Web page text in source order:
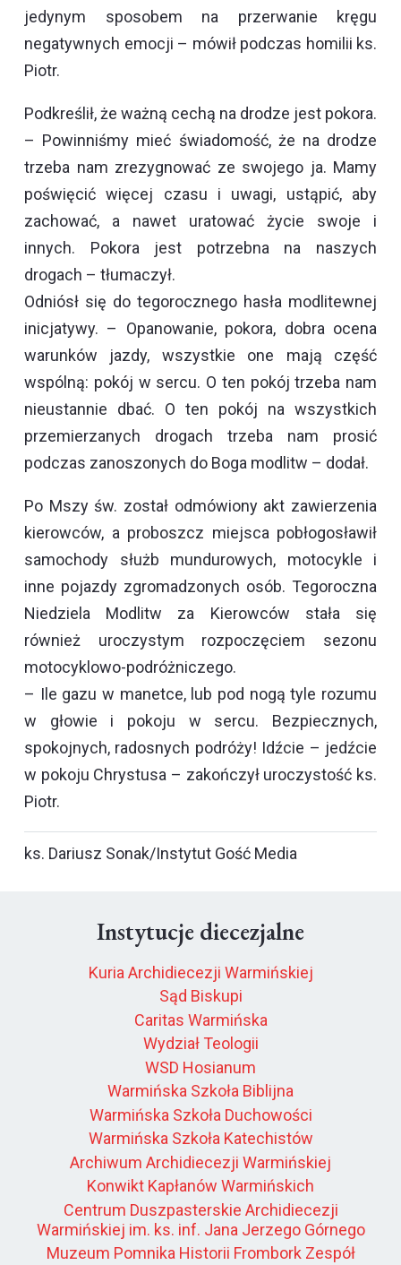
jedynym sposobem na przerwanie kręgu
negatywnych emocji – mówił podczas homilii ks.
Piotr.
Podkreślił, że ważną cechą na drodze jest pokora.
– Powinniśmy mieć świadomość, że na drodze
trzeba nam zrezygnować ze swojego ja. Mamy
poświęcić więcej czasu i uwagi, ustąpić, aby
zachować, a nawet uratować życie swoje i
innych. Pokora jest potrzebna na naszych
drogach – tłumaczył.
Odniósł się do tegorocznego hasła modlitewnej
inicjatywy. – Opanowanie, pokora, dobra ocena
warunków jazdy, wszystkie one mają część
wspólną: pokój w sercu. O ten pokój trzeba nam
nieustannie dbać. O ten pokój na wszystkich
przemierzanych drogach trzeba nam prosić
podczas zanoszonych do Boga modlitw – dodał.
Po Mszy św. został odmówiony akt zawierzenia
kierowców, a proboszcz miejsca pobłogosławił
samochody służb mundurowych, motocykle i
inne pojazdy zgromadzonych osób. Tegoroczna
Niedziela Modlitw za Kierowców stała się
również uroczystym rozpoczęciem sezonu
motocyklowo-podróżniczego.
– Ile gazu w manetce, lub pod nogą tyle rozumu
w głowie i pokoju w sercu. Bezpiecznych,
spokojnych, radosnych podróży! Idźcie – jedźcie
w pokoju Chrystusa – zakończył uroczystość ks.
Piotr.
ks. Dariusz Sonak/Instytut Gość Media
Instytucje diecezjalne
Kuria Archidiecezji Warmińskiej
Sąd Biskupi
Caritas Warmińska
Wydział Teologii
WSD Hosianum
Warmińska Szkoła Biblijna
Warmińska Szkoła Duchowości
Warmińska Szkoła Katechistów
Archiwum Archidiecezji Warmińskiej
Konwikt Kapłanów Warmińskich
Centrum Duszpasterskie Archidiecezji
Warmińskiej im. ks. inf. Jana Jerzego Górnego
Muzeum Pomnika Historii Frombork Zespół